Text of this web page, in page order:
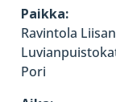
Paikka:
Ravintola
Pori